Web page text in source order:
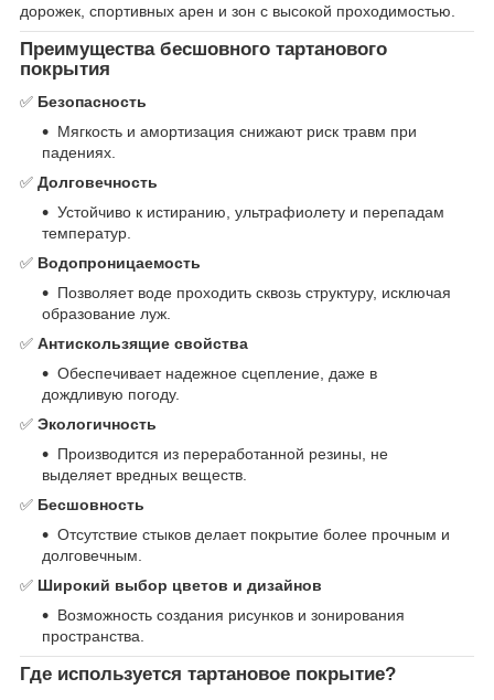
дорожек, спортивных арен и зон с высокой проходимостью.
Преимущества бесшовного тартанового
покрытия
✅ Безопасность
Мягкость и амортизация снижают риск травм при
падениях.
✅ Долговечность
Устойчиво к истиранию, ультрафиолету и перепадам
температур.
✅ Водопроницаемость
Позволяет воде проходить сквозь структуру, исключая
образование луж.
✅ Антискользящие свойства
Обеспечивает надежное сцепление, даже в
дождливую погоду.
✅ Экологичность
Производится из переработанной резины, не
выделяет вредных веществ.
✅ Бесшовность
Отсутствие стыков делает покрытие более прочным и
долговечным.
✅ Широкий выбор цветов и дизайнов
Возможность создания рисунков и зонирования
пространства.
Где используется тартановое покрытие?